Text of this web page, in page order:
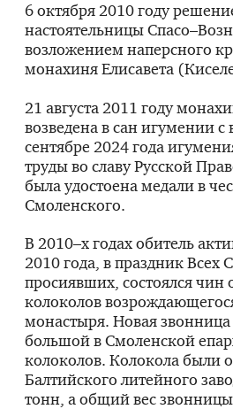
6 октября 2010 году
настоятельницы
возложением наперсного
монахиня Елисавета
21 августа 2011 году
возведена в сан игумении
сентябре 2024 года
труды во славу Русской
была удостоена медали в
Смоленского.
В 2010–х годах обитель
2010 года, в праздник Всех
просиявших, состоялся
колоколов
монастыря. Новая
большой в Смоленской
колоколов. Колокола были
Балтийского литейного
тонн, а общий вес звонницы